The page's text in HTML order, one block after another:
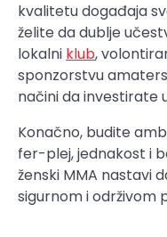
kvalitetu događaja
želite da dublje
lokalni klub,
sponzorstvu
načini da investirate
Konačno, budite
fer-plej, jednakost i
ženski MMA nastavi
sigurnom i održivom